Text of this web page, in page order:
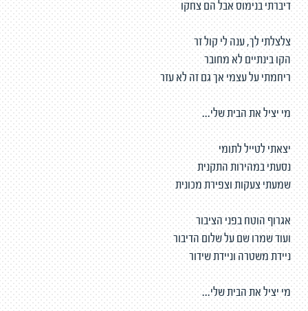
דיברתי בנימוס אבל הם צחקו
צלצלתי לך, ענה לי קול זר
הקו בינתיים לא מחובר
ריחמתי על עצמי אך גם זה לא עזר
מי יציל את הבית שלי...
יצאתי לטייל לתומי
נסעתי במהירות התקנית
שמעתי צעקות וצפירת מכונית
אגרוף הוטח בפני הציבור
ועוד שמרו שם על שלום הדיבור
ניידת משטרה וניידת שידור
מי יציל את הבית שלי...